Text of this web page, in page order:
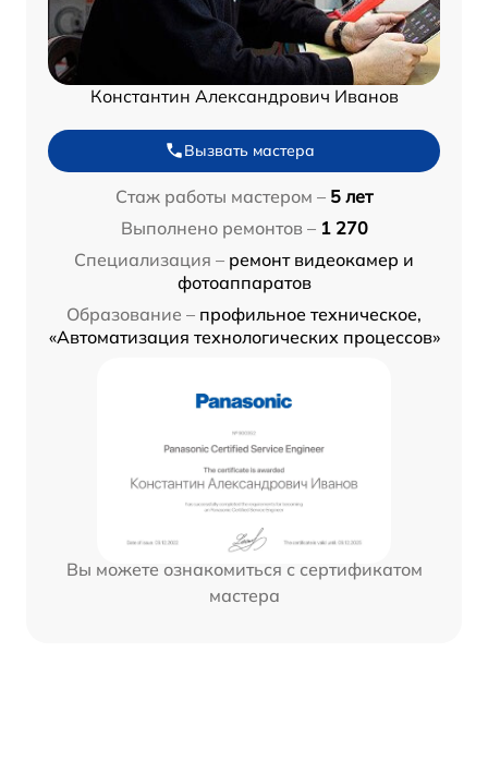
Константин Александрович Иванов
Вызвать мастера
Стаж работы мастером – 5 лет
Выполнено ремонтов – 1 270
Специализация – ремонт видеокамер и
фотоаппаратов
Образование – профильное техническое,
«Автоматизация технологических процессов»
Вы можете ознакомиться с сертификатом
мастера